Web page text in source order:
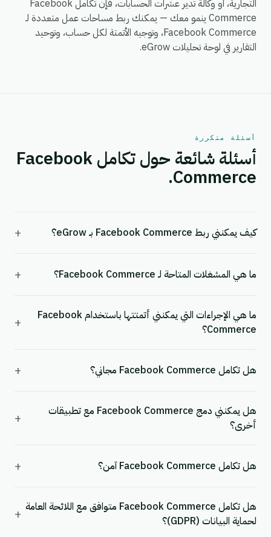
التجارية، أو وكالة تدير عشرات الحسابات، فإن تكامل Facebook
Commerce ينمو معك — يمكنك ربط مساحات عمل متعددة لـ
Facebook Commerce، وتوجيه الأتمتة لكل حساب، وتوحيد
التقارير في لوحة تحليلات eGrow.
أسئلة متكررة
أسئلة شائعة حول تكامل Facebook
Commerce.
كيف يمكنني ربط Facebook Commerce بـ eGrow؟ +
ما هي المشغلات المتاحة لـ Facebook Commerce؟ +
ما هي الإجراءات التي يمكنني أتمتتها باستخدام Facebook
Commerce؟
+
هل تكامل Facebook Commerce مجاني؟ +
هل يمكنني دمج Facebook Commerce مع تطبيقات
أخرى؟
+
هل تكامل Facebook Commerce آمن؟ +
هل تكامل Facebook Commerce متوافق مع اللائحة العامة
لحماية البيانات (GDPR)؟
+